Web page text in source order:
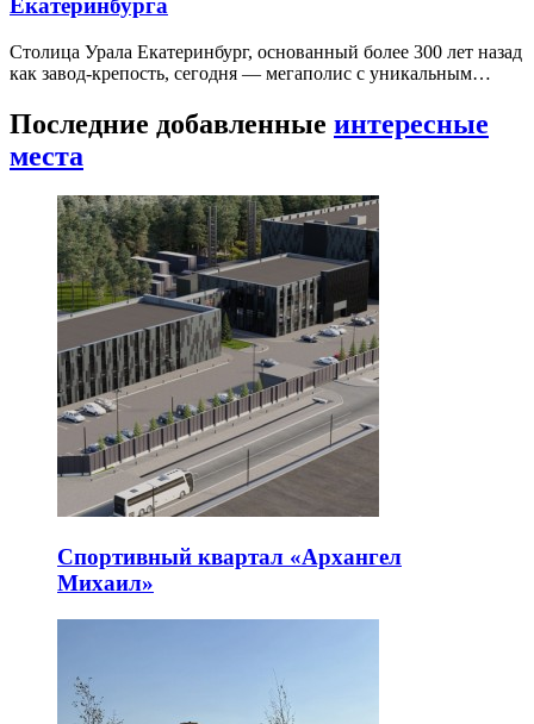
Екатеринбурга
Столица Урала Екатеринбург, основанный более 300 лет назад
как завод-крепость, сегодня — мегаполис с уникальным…
Последние добавленные интересные
места
Спортивный квартал «Архангел
Михаил»